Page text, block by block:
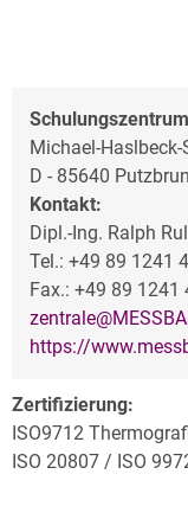
Michael-
D - 85640
Kontakt:
Dipl.-Ing. Ralph
Tel.: +49 89 1241
Fax.: +49 89 1241
https://
Zertifizierung:
ISO9712
ISO 20807 / ISO